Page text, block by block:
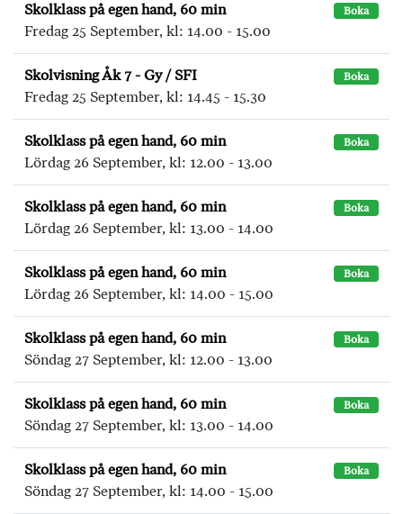
Skolklass på egen hand, 60 min Boka
Fredag 25 September, kl: 14.00 - 15.00
Skolvisning Åk 7 - Gy / SFI Boka
Fredag 25 September, kl: 14.45 - 15.30
Skolklass på egen hand, 60 min Boka
Lördag 26 September, kl: 12.00 - 13.00
Skolklass på egen hand, 60 min Boka
Lördag 26 September, kl: 13.00 - 14.00
Skolklass på egen hand, 60 min Boka
Lördag 26 September, kl: 14.00 - 15.00
Skolklass på egen hand, 60 min Boka
Söndag 27 September, kl: 12.00 - 13.00
Skolklass på egen hand, 60 min Boka
Söndag 27 September, kl: 13.00 - 14.00
Skolklass på egen hand, 60 min Boka
Söndag 27 September, kl: 14.00 - 15.00